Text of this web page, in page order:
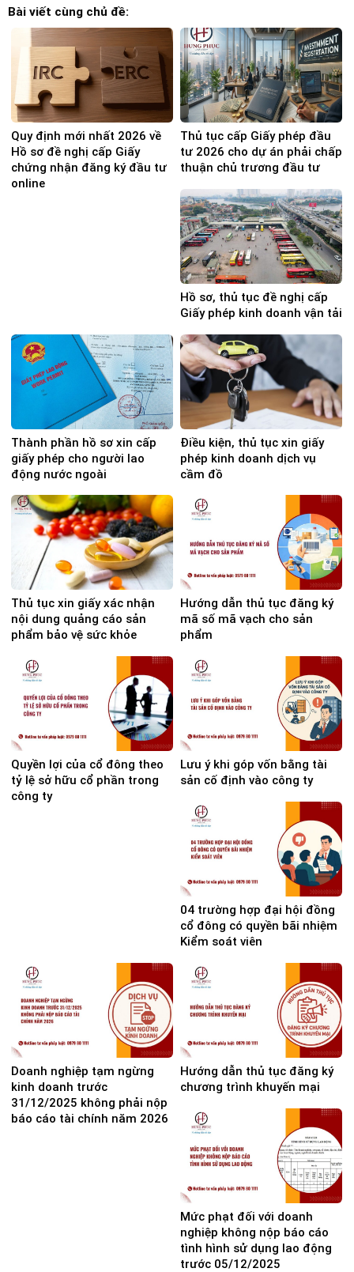
Bài viết cùng chủ đề:
Quy định mới nhất 2026 về
Hồ sơ đề nghị cấp Giấy
chứng nhận đăng ký đầu tư
online
Thủ tục cấp Giấy phép đầu
tư 2026 cho dự án phải chấp
thuận chủ trương đầu tư
Hồ sơ, thủ tục đề nghị cấp
Giấy phép kinh doanh vận tải
Thành phần hồ sơ xin cấp
giấy phép cho người lao
động nước ngoài
Điều kiện, thủ tục xin giấy
phép kinh doanh dịch vụ
cầm đồ
Thủ tục xin giấy xác nhận
nội dung quảng cáo sản
phẩm bảo vệ sức khỏe
Hướng dẫn thủ tục đăng ký
mã số mã vạch cho sản
phẩm
Quyền lợi của cổ đông theo
tỷ lệ sở hữu cổ phần trong
công ty
Lưu ý khi góp vốn bằng tài
sản cố định vào công ty
04 trường hợp đại hội đồng
cổ đông có quyền bãi nhiệm
Kiểm soát viên
Doanh nghiệp tạm ngừng
kinh doanh trước
31/12/2025 không phải nộp
báo cáo tài chính năm 2026
Hướng dẫn thủ tục đăng ký
chương trình khuyến mại
Mức phạt đối với doanh
nghiệp không nộp báo cáo
tình hình sử dụng lao động
trước 05/12/2025